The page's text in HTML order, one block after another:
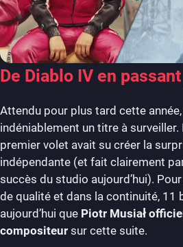
De Diablo IV en
Attendu pour plus tard cette année,
indéniablement un titre à
premier volet avait su créer la
indépendante (et fait clairement
succès du studio aujourd’hui).
de qualité et dans la continuité, 11
aujourd’hui que Piotr Musiał
compositeur sur cette suite.